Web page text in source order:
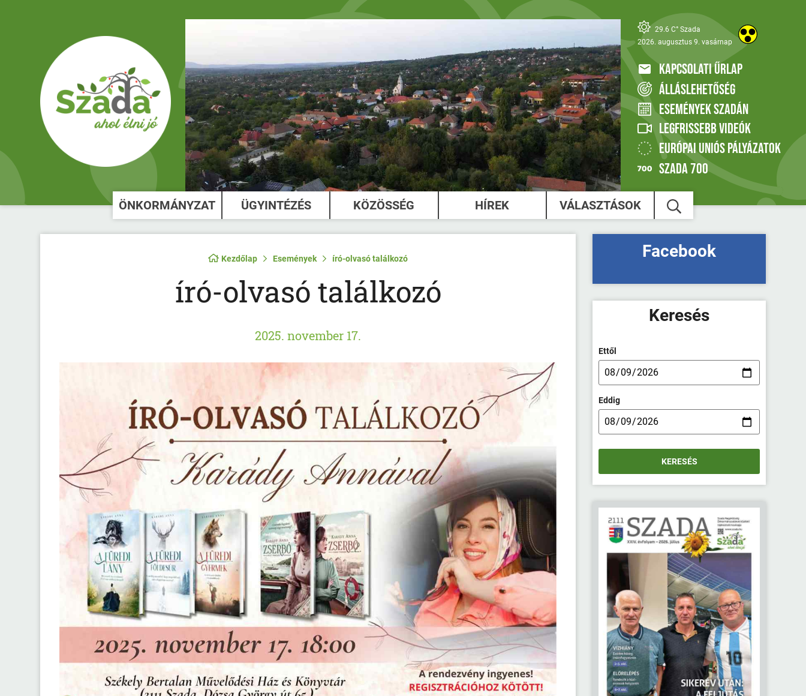
29.6 C° Szada
2026. augusztus 9. vasárnap
KAPCSOLATI ŰRLAP
ÁLLÁSLEHETŐSÉG
ESEMÉNYEK SZADÁN
LEGFRISSEBB VIDEÓK
EURÓPAI UNIÓS PÁLYÁZATOK
SZADA 700
ÖNKORMÁNYZAT ÜGYINTÉZÉS KÖZÖSSÉG HÍREK VÁLASZTÁSOK
Kezdőlap Események író-olvasó találkozó
író-olvasó találkozó
2025. november 17.
Facebook
Keresés
Ettől
Eddig
KERESÉS